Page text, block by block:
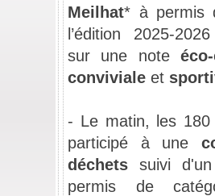
Meilhat* à permis
l’édition 2025-
sur une note
conviviale et
- Le matin, les 180
participé à une
déchets suivi d'un
permis de